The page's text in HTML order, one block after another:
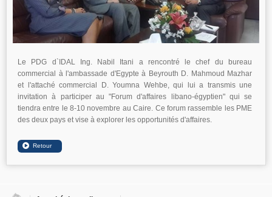
Le PDG d`IDAL Ing. Nabil Itani a rencontré le chef du bureau
commercial à l'ambassade d'Egypte à Beyrouth D. Mahmoud Mazhar
et l'attaché commercial D. Youmna Wehbe, qui lui a transmis une
invitation à participer au "Forum d'affaires libano-égyptien" qui se
tiendra entre le 8-10 novembre au Caire. Ce forum rassemble les PME
des deux pays et vise à explorer les opportunités d'affaires.